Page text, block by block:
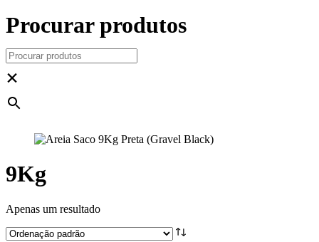
Procurar produtos
×
9Kg
Apenas um resultado